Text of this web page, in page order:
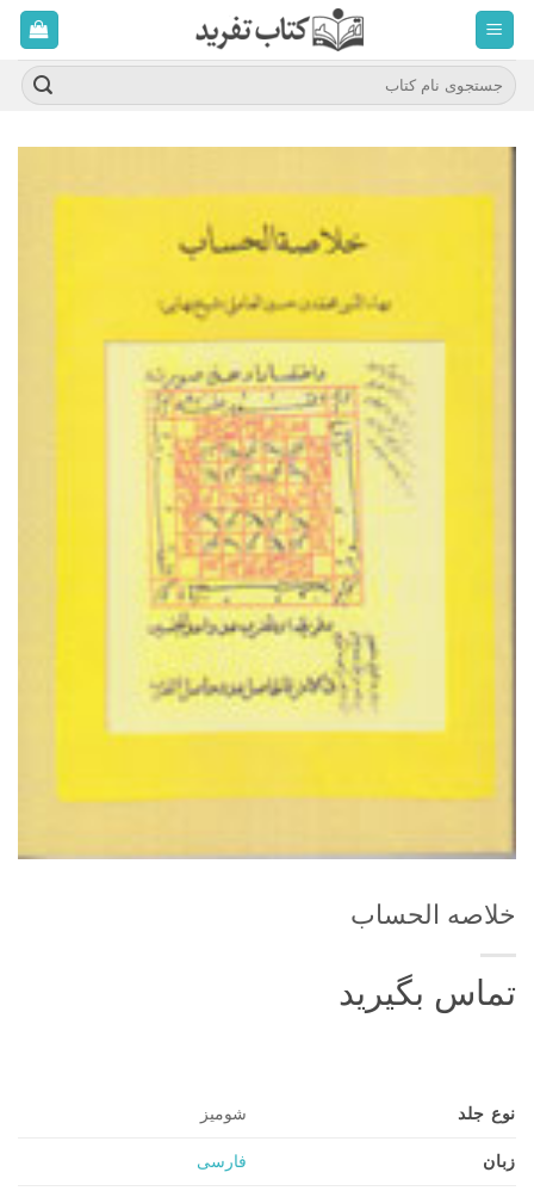
محتوا
برویدجستجو
برای:
خلاصه الحساب
تماس بگیرید
نوع جلد شومیز
زبان فارسی